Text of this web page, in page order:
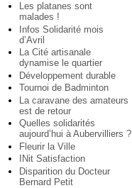
Les platanes sont
malades !
Infos Solidarité mois
d’Avril
La Cité artisanale
dynamise le quartier
Développement durable
Tournoi de Badminton
La caravane des amateurs
est de retour
Quelles solidarités
aujourd’hui à Aubervilliers ?
Fleurir la Ville
INit Satisfaction
Disparition du Docteur
Bernard Petit